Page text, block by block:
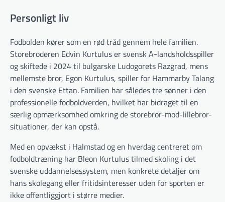
Personligt liv
Fodbolden kører som en rød tråd gennem hele familien.
Storebroderen Edvin Kurtulus er svensk A-landsholdsspiller
og skiftede i 2024 til bulgarske Ludogorets Razgrad, mens
mellemste bror, Egon Kurtulus, spiller for Hammarby Talang
i den svenske Ettan. Familien har således tre sønner i den
professionelle fodboldverden, hvilket har bidraget til en
særlig opmærksomhed omkring de storebror-mod-lillebror-
situationer, der kan opstå.
Med en opvækst i Halmstad og en hverdag centreret om
fodboldtræning har Bleon Kurtulus tilmed skoling i det
svenske uddannelsessystem, men konkrete detaljer om
hans skolegang eller fritidsinteresser uden for sporten er
ikke offentliggjort i større medier.